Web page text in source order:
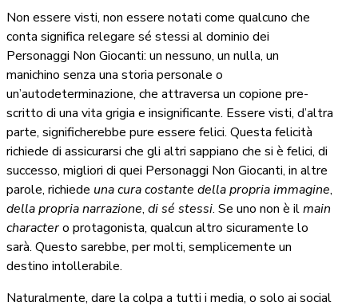
Non essere visti, non essere notati come qualcuno che
conta significa relegare sé stessi al dominio dei
Personaggi Non Giocanti: un nessuno, un nulla, un
manichino senza una storia personale o
un’autodeterminazione, che attraversa un copione pre-
scritto di una vita grigia e insignificante. Essere visti, d’altra
parte, significherebbe pure essere felici. Questa felicità
richiede di assicurarsi che gli altri sappiano che si è felici, di
successo, migliori di quei Personaggi Non Giocanti, in altre
parole, richiede una cura costante della propria immagine,
della propria narrazione, di sé stessi. Se uno non è ilmain
charactero protagonista, qualcun altro sicuramente lo
sarà. Questo sarebbe, per molti, semplicemente un
destino intollerabile.
Naturalmente, dare la colpa a tutti i media, o solo ai social